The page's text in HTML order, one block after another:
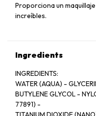
Proporciona un
increíbles.
Ingredients
INGREDIENTS:
WATER (AQUA) -
BUTYLENE GLYCOL -
77891) -